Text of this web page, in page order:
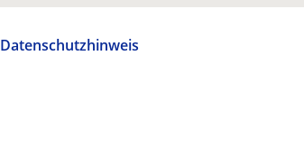
Datenschutzhinweis